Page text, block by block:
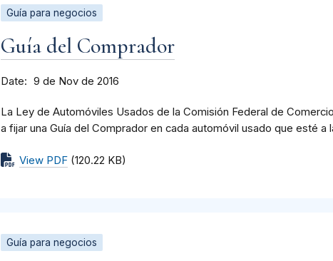
Guía para negocios
Guía del Comprador
Date 9 de Nov de 2016
La Ley de Automóviles Usados de la Comisión Federal de
a fijar una Guía del Comprador en cada automóvil usado que esté a
View PDF (120.22 KB)
Guía para negocios